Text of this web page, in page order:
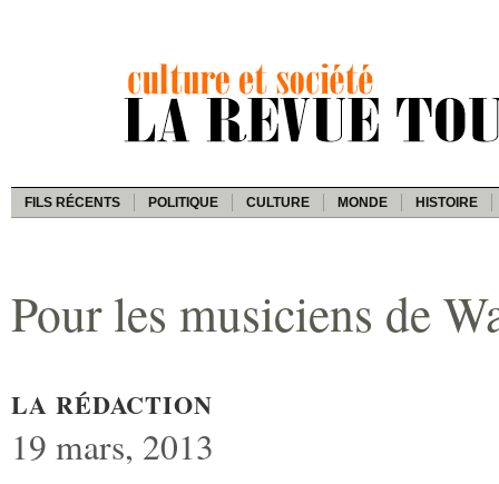
FILS RÉCENTS POLITIQUE CULTURE MONDE HISTOIRE
Pour les musiciens de
LA RÉDACTION
19 mars, 2013